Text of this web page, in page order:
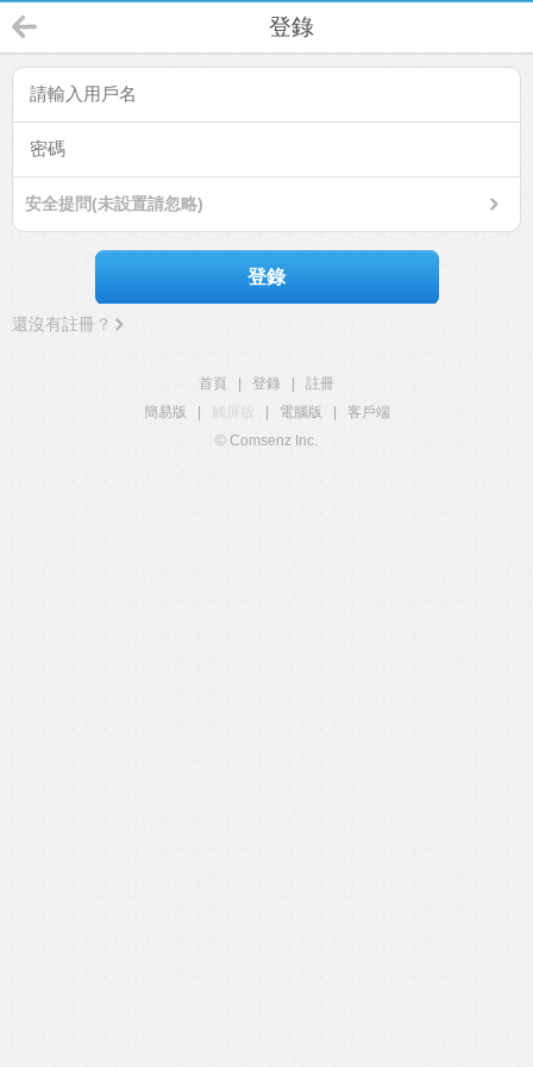
登錄
安全提問(未設置請忽略)
登錄
還沒有註冊？
首頁 登錄
註冊
簡易版
觸屏版 電腦版
客戶端
© Comsenz Inc.